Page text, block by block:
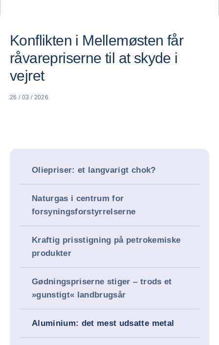
Konflikten i Mellemøsten får
råvarepriserne til at skyde i
vejret
26 / 03 / 2026
Oliepriser: et langvarigt chok?
Naturgas i centrum for
forsyningsforstyrrelserne
Kraftig prisstigning på petrokemiske
produkter
Gødningspriserne stiger – trods et
»gunstigt« landbrugsår
Aluminium: det mest udsatte metal